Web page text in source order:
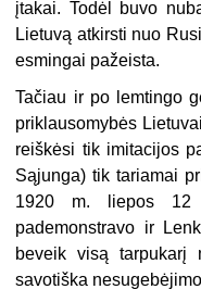
įtakai. Todėl buvo
Lietuvą atkirsti nuo
esmingai pažeista.
Tačiau ir po lemtingo
priklausomybės
reiškėsi tik imitacijos
Sąjunga) tik tariamai
1920 m. liepos 12
pademonstravo ir
beveik visą tarpukarį
savotiška